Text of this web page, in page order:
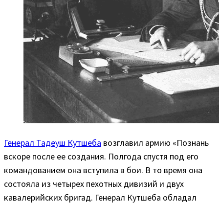
Генерал Тадеуш Кутшеба возглавил армию «Познань
вскоре после ее создания. Полгода спустя под его
командованием она вступила в бои. В то время она
состояла из четырех пехотных дивизий и двух
кавалерийских бригад. Генерал Кутшеба обладал